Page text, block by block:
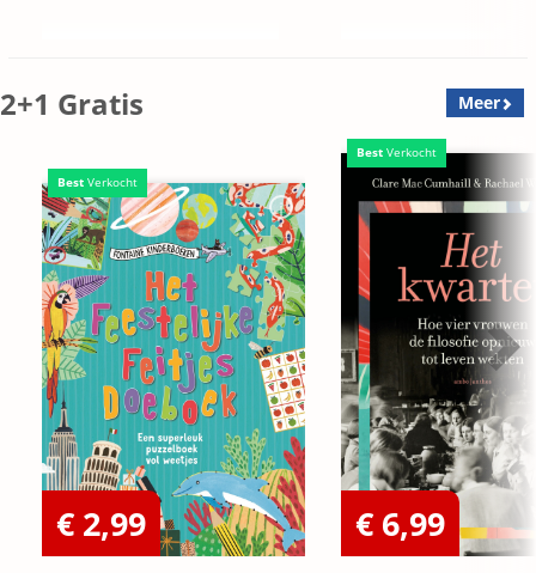
2+1 Gratis Meer
Best Verkocht
€ 2,99
Best Verkocht
€ 6,99